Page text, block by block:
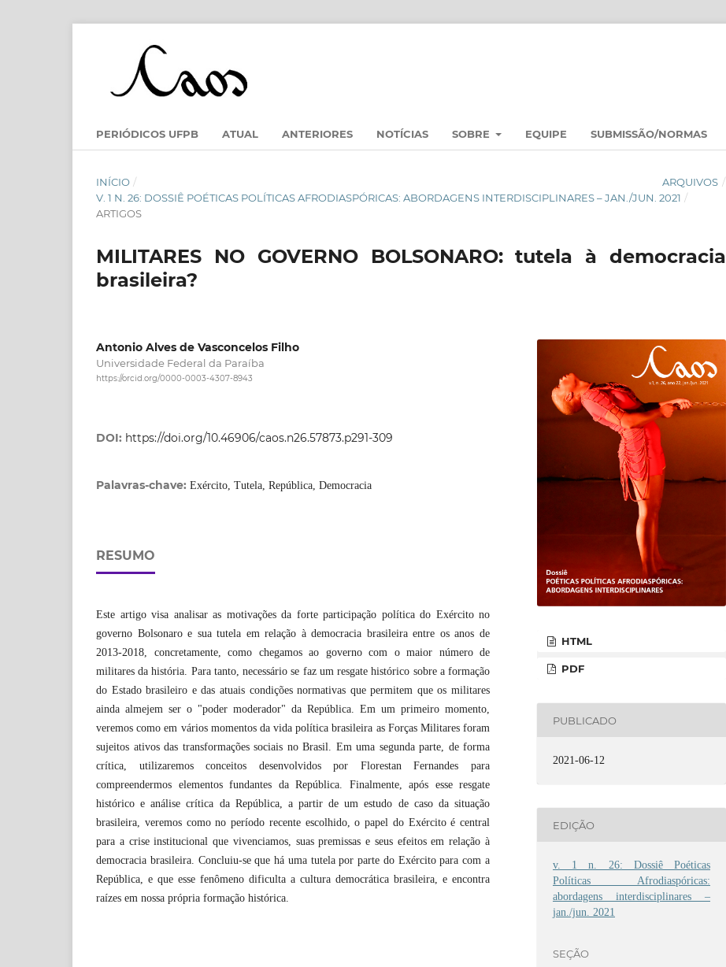
PERIÓDICOS UFPB ATUAL ANTERIORES NOTÍCIAS SOBRE EQUIPE SUBMISSÃO/NORMAS
INÍCIO / ARQUIVOS /
V. 1 N. 26: DOSSIÊ POÉTICAS POLÍTICAS AFRODIASPÓRICAS: ABORDAGENS INTERDISCIPLINARES – JAN./JUN. 2021 /
ARTIGOS
MILITARES NO GOVERNO BOLSONARO: tutela à democracia
brasileira?
Antonio Alves de Vasconcelos Filho
Universidade Federal da Paraíba
https://orcid.org/0000-0003-4307-8943
DOI: https://doi.org/10.46906/caos.n26.57873.p291-309
Palavras-chave: Exército, Tutela, República, Democracia
RESUMO
Este artigo visa analisar as motivações da forte participação política do Exército no
governo Bolsonaro e sua tutela em relação à democracia brasileira entre os anos de
2013-2018, concretamente, como chegamos ao governo com o maior número de
militares da história. Para tanto, necessário se faz um resgate histórico sobre a formação
do Estado brasileiro e das atuais condições normativas que permitem que os militares
ainda almejem ser o "poder moderador" da República. Em um primeiro momento,
veremos como em vários momentos da vida política brasileira as Forças Militares foram
sujeitos ativos das transformações sociais no Brasil. Em uma segunda parte, de forma
crítica, utilizaremos conceitos desenvolvidos por Florestan Fernandes para
compreendermos elementos fundantes da República. Finalmente, após esse resgate
histórico e análise crítica da República, a partir de um estudo de caso da situação
brasileira, veremos como no período recente escolhido, o papel do Exército é central
para a crise institucional que vivenciamos, suas premissas e seus efeitos em relação à
democracia brasileira. Concluiu-se que há uma tutela por parte do Exército para com a
República, e que esse fenômeno dificulta a cultura democrática brasileira, e encontra
raízes em nossa própria formação histórica.
HTML
PDF
PUBLICADO
2021-06-12
EDIÇÃO
v. 1 n. 26: Dossiê Poéticas
Políticas Afrodiaspóricas:
abordagens interdisciplinares –
jan./jun. 2021
SEÇÃO